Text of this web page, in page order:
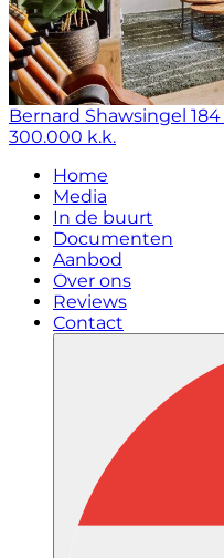
Bernard Shawsingel 184
300.000 k.k.
Home
Media
In de buurt
Documenten
Aanbod
Over ons
Reviews
Contact